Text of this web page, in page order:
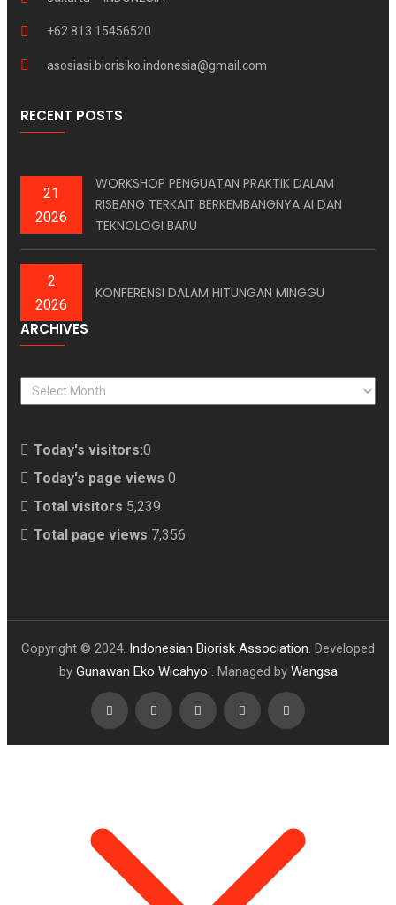
+62 813 15456520
asosiasi.biorisiko.indonesia@gmail.com
RECENT POSTS
21
2026
WORKSHOP PENGUATAN PRAKTIK DALAM
RISBANG TERKAIT BERKEMBANGNYA AI DAN
TEKNOLOGI BARU
2
2026
KONFERENSI DALAM HITUNGAN MINGGU
ARCHIVES
ARCHIVES
Today's visitors:0
Today's page views 0
Total visitors 5,239
Total page views 7,356
Copyright © 2024. Indonesian Biorisk Association. Developed
by Gunawan Eko Wicahyo . Managed by Wangsa